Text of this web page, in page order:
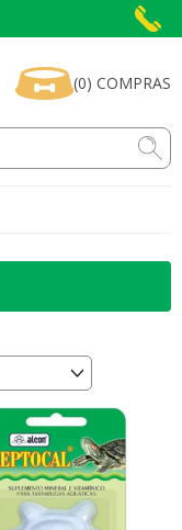
(0) COMPRAS